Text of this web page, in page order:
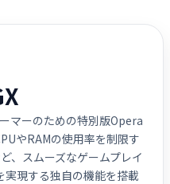
マーのための特別版Opera
やRAMの使用率を制限す
、スムーズなゲームプレイ
実現する独自の機能を搭載